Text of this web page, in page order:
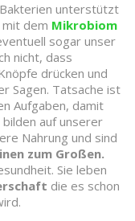
unterstützt
dem Mikrobiom
sogar unser
nicht, dass
drücken und
Sagen. Tatsache ist
Aufgaben, damit
auf unserer
Nahrung und sind
zum Großen.
Sie leben
die es schon